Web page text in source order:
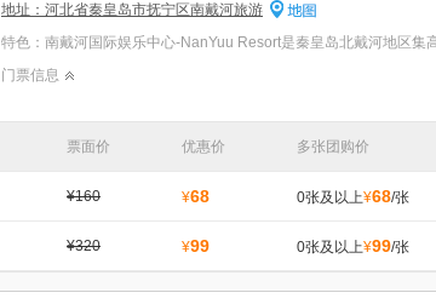
地址：河北省秦皇岛市抚宁区南戴河旅游
门票信息
票面价 优惠价 多张团购价
¥160 ¥68 0张及以上¥68/张
¥320 ¥99 0张及以上¥99/张